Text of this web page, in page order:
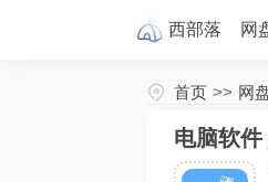
西部落 网
首页 >> 网
电脑软